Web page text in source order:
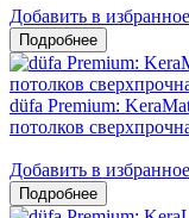
Добавить в избранное
düfa Premium:
потолков
Добавить в избранное